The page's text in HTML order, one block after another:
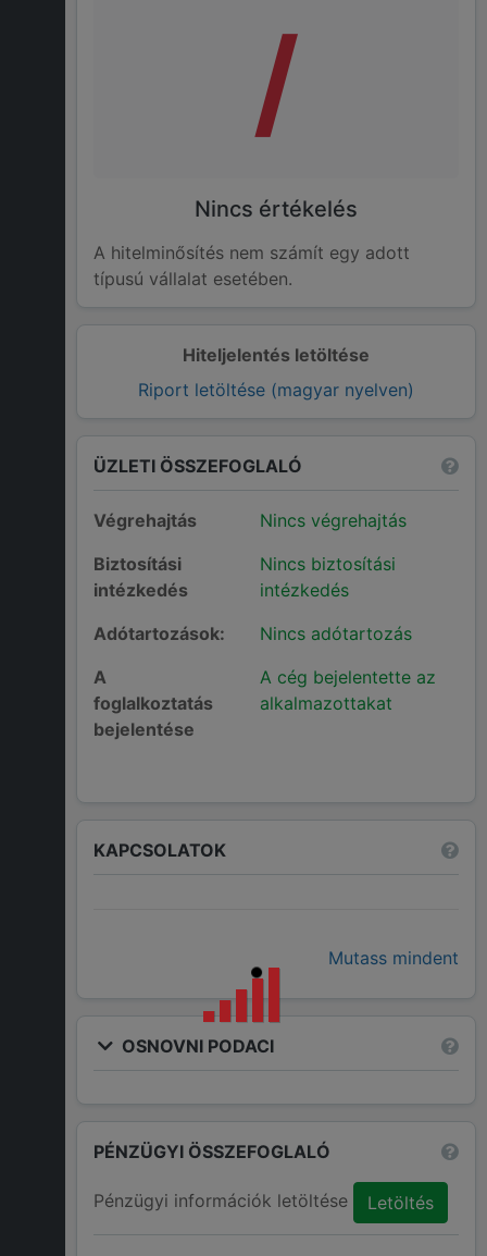
Hiteljelentés letöltése
Riport letöltése (magyar nyelven)
/
Nincs értékelés
A hitelminősítés nem számít egy adott
típusú vállalat esetében.
ÜZLETI ÖSSZEFOGLALÓ
Végrehajtás
Nincs végrehajtás
Biztosítási
intézkedés
Nincs biztosítási
intézkedés
Adótartozások:
Nincs adótartozás
A
foglalkoztatás
bejelentése
A cég bejelentette az
alkalmazottakat
KAPCSOLATOK
Mutass mindent
OSNOVNI PODACI
PÉNZÜGYI ÖSSZEFOGLALÓ
Pénzügyi információk letöltése Letöltés